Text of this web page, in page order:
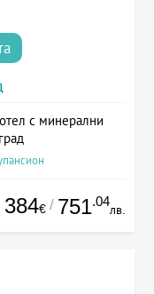
с минерални
384€ / 751.04
лв.